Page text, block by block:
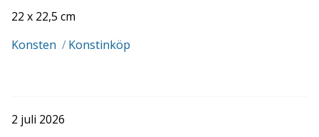
22 x 22,5 cm
Konsten / Konstinköp
2 juli 2026